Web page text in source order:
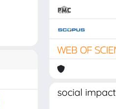
social impact